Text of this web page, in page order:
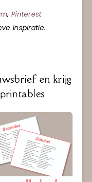
, Pinterest
inspiratie.
en krijg